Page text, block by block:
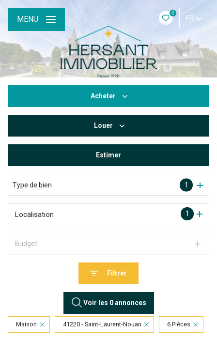
0
FR
MENU
Acheter
Louer
De l'immo pro
Estimer
Type de bien 1
1
Localisation
Budget
Filtrer
Voir les 0annonces
Maison 41220 - Saint-Laurent-Nouan 6 Pièces